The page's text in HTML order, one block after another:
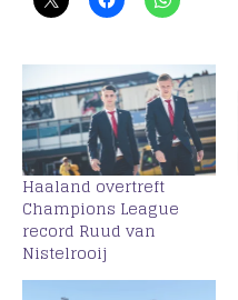
Haaland overtreft
Champions League
record Ruud van
Nistelrooij